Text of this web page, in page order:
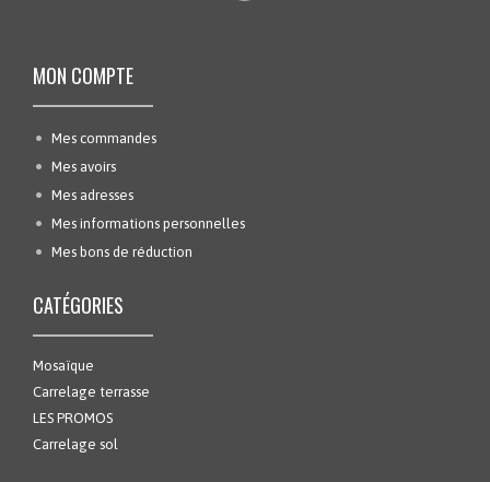
MON COMPTE
Mes commandes
Mes avoirs
Mes adresses
Mes informations personnelles
Mes bons de réduction
CATÉGORIES
Mosaïque
Carrelage terrasse
LES PROMOS
Carrelage sol